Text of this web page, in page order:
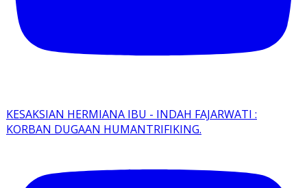
KESAKSIAN HERMIANA IBU - INDAH FAJARWATI :
KORBAN DUGAAN HUMANTRIFIKING.